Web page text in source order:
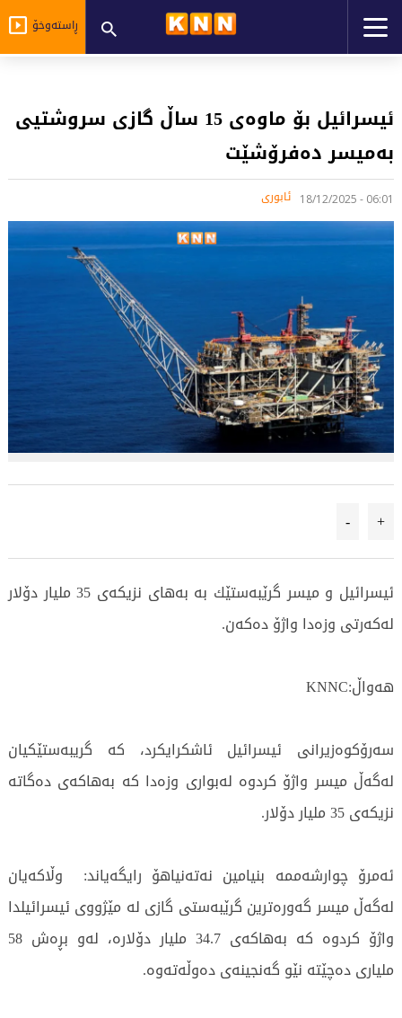
ڕاستەوخۆ
ئیسرائیل بۆ ماوه‌ی 15 ساڵ گازی سروشتیی
به‌میسر ده‌فرۆشێت
06:01 - 18/12/2025 ئابوری
+
-
ئیسرائیل و میسر گرێبه‌ستێك به‌ به‌های نزیكه‌ی 35 ملیار دۆلار
له‌كه‌رتی وزه‌دا واژۆ ده‌كه‌ن.
هەواڵ:KNNC
سه‌رۆكوه‌زیرانی ئیسرائیل ئاشكرایكرد، كه‌ گریبه‌ستێكیان
له‌گه‌ڵ میسر واژۆ كردوه‌ له‌بواری وزه‌دا كه‌ به‌هاكه‌ی ده‌گاته‌
نزیكه‌ی 35 ملیار دۆلار.
ئه‌مرۆ چوارشه‌ممه‌ بنیامین نەتەنیاهۆ رایگەیاند: وڵاكه‌یان
له‌گه‌ڵ میسر گەورەترین گرێبەستی گازی لە مێژووی ئیسرائیلدا
واژۆ كردوه‌ كه‌ بەهاكه‌ی 34.7 ملیار دۆلاره‌، لەو بڕەش 58
ملیاری دەچێتە نێو گەنجینەی دەوڵەتەوە.